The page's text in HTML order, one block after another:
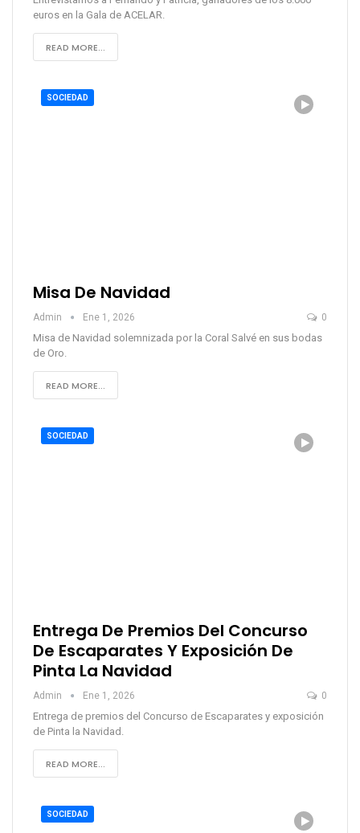
euros en la Gala de ACELAR.
READ MORE...
SOCIEDAD
Misa De Navidad
Admin Ene 1, 2026 0
Misa de Navidad solemnizada por la Coral Salvé en sus bodas
de Oro.
READ MORE...
SOCIEDAD
Entrega De Premios Del Concurso
De Escaparates Y Exposición De
Pinta La Navidad
Admin Ene 1, 2026 0
Entrega de premios del Concurso de Escaparates y exposición
de Pinta la Navidad.
READ MORE...
SOCIEDAD